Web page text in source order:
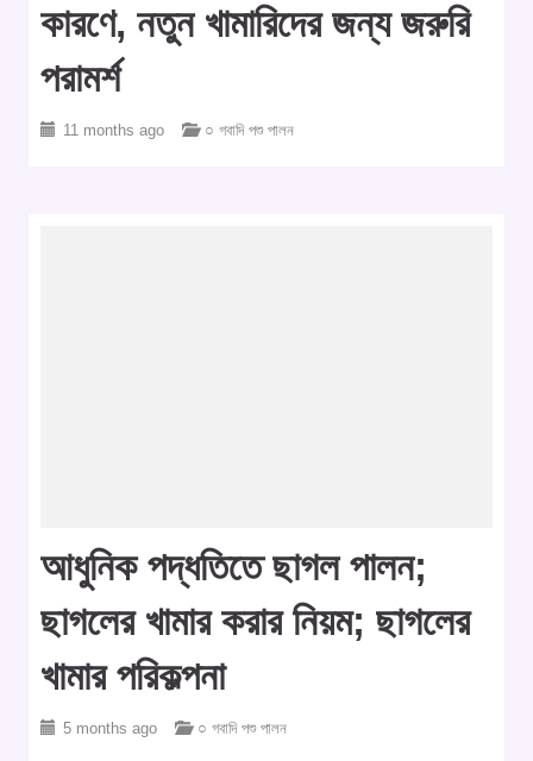
কারণে, নতুন খামারিদের জন্য জরুরি
পরামর্শ
11 months ago ○ গবাদি পশু পালন
আধুনিক পদ্ধতিতে ছাগল পালন;
ছাগলের খামার করার নিয়ম; ছাগলের
খামার পরিকল্পনা
5 months ago ○ গবাদি পশু পালন